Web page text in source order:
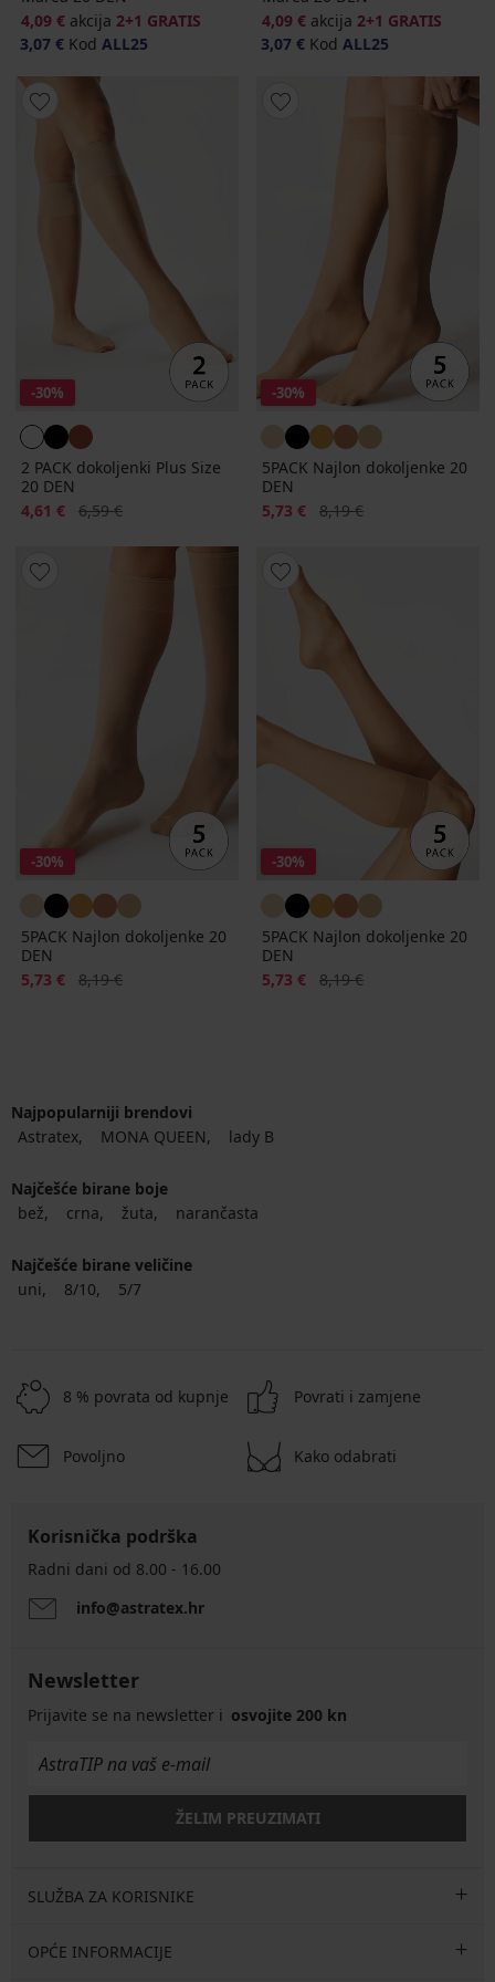
4,09 € akcija 2+1 GRATIS
3,07 € Kod ALL25
4,09 € akcija 2+1 GRATIS
3,07 € Kod ALL25
-30%
2 PACK dokoljenki Plus Size
20 DEN
Popust
4,61 € Prvobitna cijena
6,59 €
-30%
5PACK Najlon dokoljenke 20
DEN
Popust
5,73 € Prvobitna cijena
8,19 €
-30%
5PACK Najlon dokoljenke 20
DEN
Popust
5,73 € Prvobitna cijena
8,19 €
-30%
5PACK Najlon dokoljenke 20
DEN
Popust
5,73 € Prvobitna cijena
8,19 €
Najpopularniji brendovi
Astratex
MONA QUEEN lady B
Najčešće birane boje
bež
crna žuta narančasta
Najčešće birane veličine
uni
8/10 5/7
8 % povrata od kupnje Povrati i zamjene
Povoljno Kako odabrati
Korisnička podrška
Radni dani od 8.00 - 16.00
info@astratex.hr
Newsletter
Prijavite se na newsletter i osvojite 200 kn
ŽELIM PREUZIMATI
SLUŽBA ZA KORISNIKE
OPĆE INFORMACIJE